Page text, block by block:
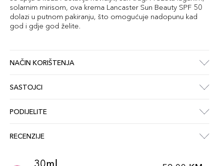
solarnim mirisom, ova krema Lancaster Sun Beauty SPF 50
dolazi u putnom pakiranju, što omogućuje nadopunu kad
god i gdje god želite.
NAČIN KORIŠTENJA
SASTOJCI
PODIJELITE
RECENZIJE
30ml